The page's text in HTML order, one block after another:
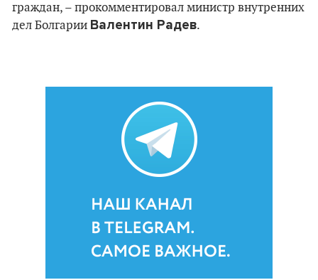
граждан, – прокомментировал министр внутренних
дел Болгарии Валентин Радев.